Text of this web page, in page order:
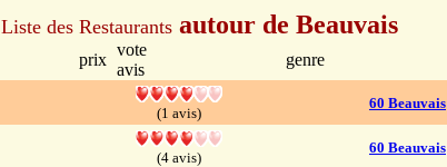
Liste des Restaurants autour de Beauvais
prix
vote
avis
genre
(1 avis)
60 Beauvais
(4 avis)
60 Beauvais